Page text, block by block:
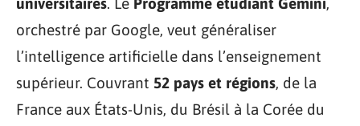
orchestré par Google, veut généraliser
l’intelligence artificielle dans l’enseignement
supérieur. Couvrant 52 pays et régions, de la
France aux États-Unis, du Brésil à la Corée du